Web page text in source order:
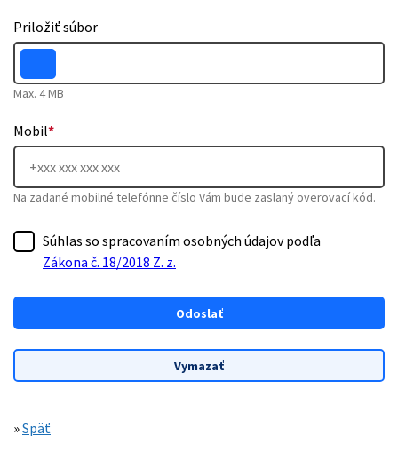
Priložiť súbor
Max. 4 MB
Mobil*
Na zadané mobilné telefónne číslo Vám bude zaslaný overovací kód.
Súhlas so spracovaním osobných údajov podľa
Zákona č. 18/2018 Z. z.
»Späť